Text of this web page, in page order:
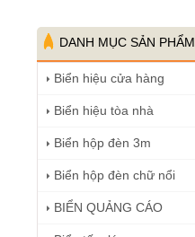
DANH MỤC SẢN PHẨM
Biển hiệu cửa hàng
Biển hiệu tòa nhà
Biển hộp đèn 3m
Biển hộp đèn chữ nổi
BIỂN QUẢNG CÁO